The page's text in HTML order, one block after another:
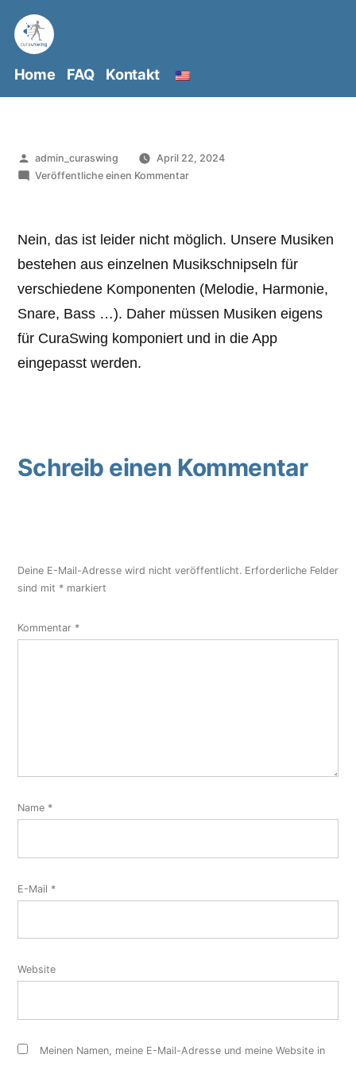
Zum
Inhalt
Home FAQ Kontakt
Veröffentlicht
von
admin_curaswing
April 22, 2024
Veröffentliche einen Kommentarzu
neue
Musiken
CuraSwing
laden?
Nein, das ist leider nicht möglich. Unsere Musiken
bestehen aus einzelnen Musikschnipseln für
verschiedene Komponenten (Melodie, Harmonie,
Snare, Bass …). Daher müssen Musiken eigens
für CuraSwing komponiert und in die App
eingepasst werden.
Schreib einen Kommentar
Deine E-Mail-Adresse wird nicht veröffentlicht. Erforderliche Felder
sind mit * markiert
Kommentar *
Name *
E-Mail *
Website
Meinen Namen, meine E-Mail-Adresse und meine Website in